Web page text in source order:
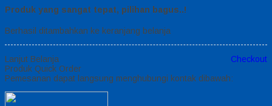
Produk yang sangat tepat, pilihan bagus..!
Berhasil ditambahkan ke keranjang belanja
Lanjut Belanja
Checkout
Produk Quick Order
Pemesanan dapat langsung menghubungi kontak dibawah: